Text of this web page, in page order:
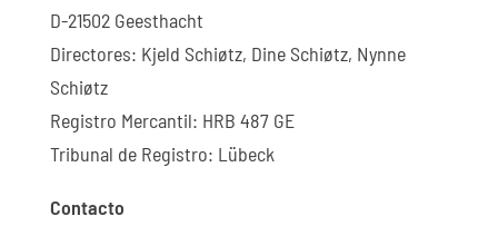
D-21502 Geesthacht
Directores: Kjeld Schiøtz, Dine Schiøtz, Nynne
Schiøtz
Registro Mercantil: HRB 487 GE
Tribunal de Registro: Lübeck
Contacto